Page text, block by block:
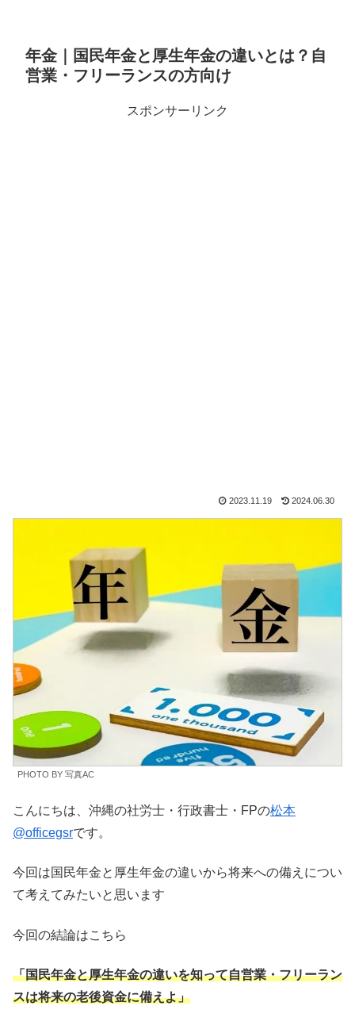
年金｜国民年金と厚生年金の違いとは？自
営業・フリーランスの方向け
スポンサーリンク
2023.11.19 2024.06.30
PHOTO BY 写真AC
こんにちは、沖縄の社労士・行政書士・FPの松本
@officegsrです。
今回は国民年金と厚生年金の違いから将来への備えについ
て考えてみたいと思います
今回の結論はこちら
「国民年金と厚生年金の違いを知って自営業・フリーラン
スは将来の老後資金に備えよ」